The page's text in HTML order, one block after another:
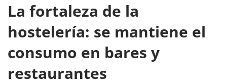
La fortaleza de la
hostelería: se mantiene el
consumo en bares y
restaurantes